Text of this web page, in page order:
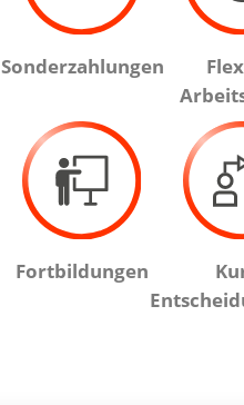
Sonderzahlungen
Fortbildungen